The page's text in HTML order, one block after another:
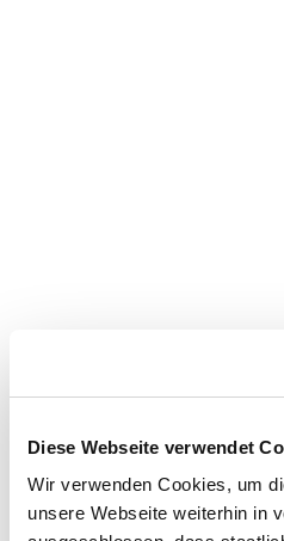
Diese Webseite verwendet
Wir verwenden Cookies, um
unsere Webseite weiterhin in